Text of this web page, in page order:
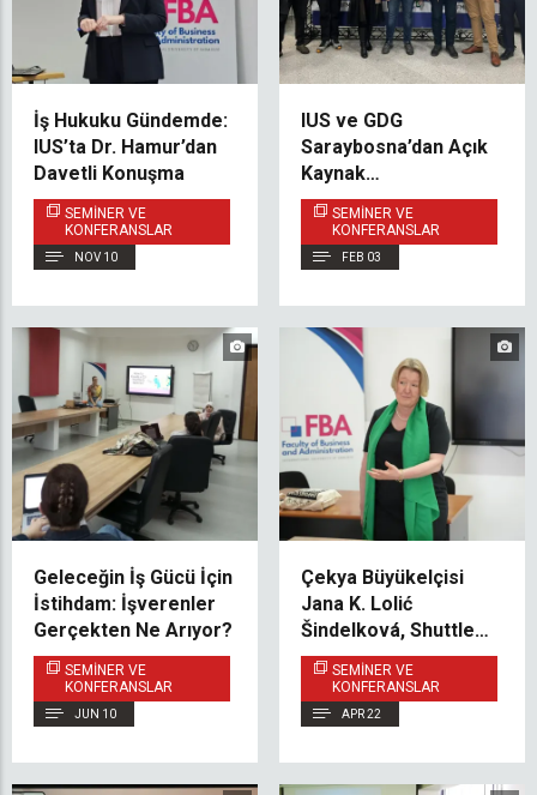
İş Hukuku Gündemde:
IUS’ta Dr. Hamur’dan
Davetli Konuşma
SEMINER VE
KONFERANSLAR
NOV 10
IUS ve GDG
Saraybosna’dan Açık
Kaynak
Sürdürülebilirliğinin
Gerçeklerine
Odaklanan TechTalk
SEMINER VE
KONFERANSLAR
FEB 03
Geleceğin İş Gücü İçin
İstihdam: İşverenler
Gerçekten Ne Arıyor?
SEMINER VE
KONFERANSLAR
JUN 10
Çekya Büyükelçisi
Jana K. Lolić
Šindelková, Shuttle
Diplomacy Talks
Kapsamında IUS’u
Ziyaret Etti
SEMINER VE
KONFERANSLAR
APR 22